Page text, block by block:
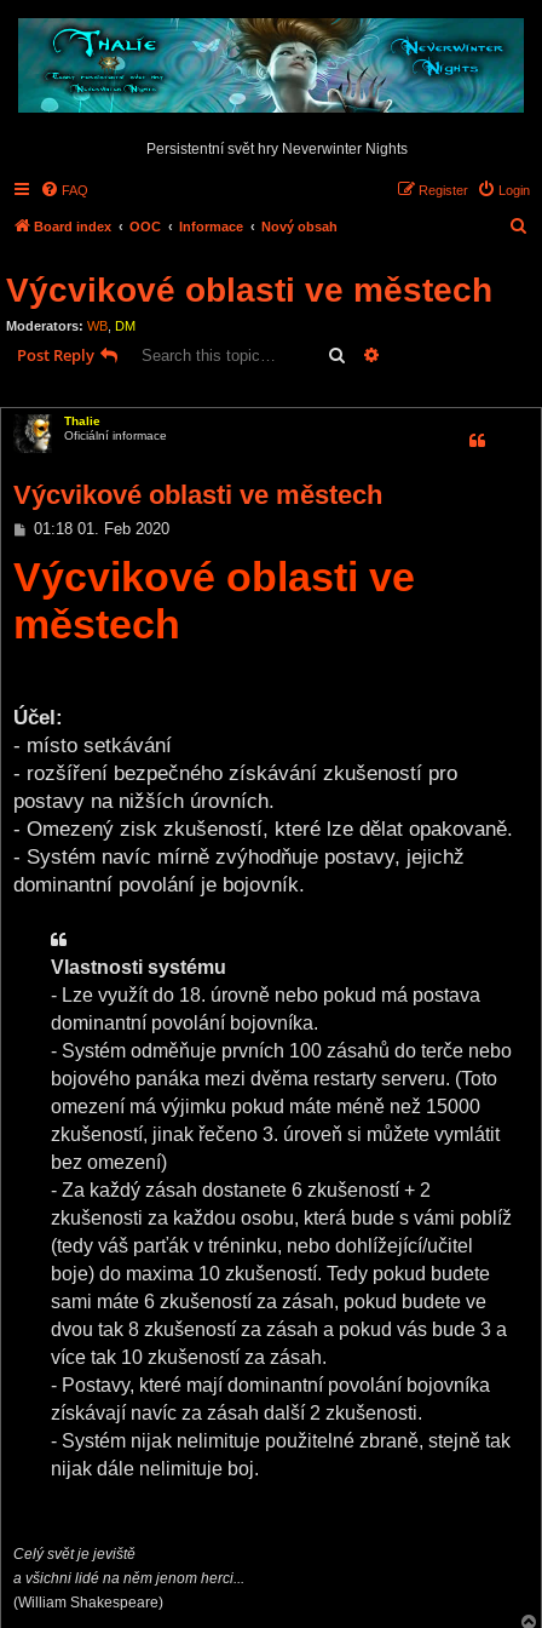
Persistentní svět hry Neverwinter Nights
FAQ Login
Register
Board index OOC Informace Nový obsah
Výcvikové oblasti ve městech
Moderators: WB DM
Post Reply Search
Thalie
Oficiální informace
Výcvikové oblasti ve městech
P
s
t
01:18 01. Feb 2020
Výcvikové oblasti ve
městech
Účel:
- místo setkávání
- rozšíření bezpečného získávání zkušeností pro
postavy na nižších úrovních.
- Omezený zisk zkušeností, které lze dělat opakovaně.
- Systém navíc mírně zvýhodňuje postavy, jejichž
dominantní povolání je bojovník.
Vlastnosti systému
- Lze využít do 18. úrovně nebo pokud má postava
dominantní povolání bojovníka.
- Systém odměňuje prvních 100 zásahů do terče nebo
bojového panáka mezi dvěma restarty serveru. (Toto
omezení má výjimku pokud máte méně než 15000
zkušeností, jinak řečeno 3. úroveň si můžete vymlátit
bez omezení)
- Za každý zásah dostanete 6 zkušeností + 2
zkušenosti za každou osobu, která bude s vámi poblíž
(tedy váš parťák v tréninku, nebo dohlížející/učitel
boje) do maxima 10 zkušeností. Tedy pokud budete
sami máte 6 zkušeností za zásah, pokud budete ve
dvou tak 8 zkušeností za zásah a pokud vás bude 3 a
více tak 10 zkušeností za zásah.
- Postavy, které mají dominantní povolání bojovníka
získávají navíc za zásah další 2 zkušenosti.
- Systém nijak nelimituje použitelné zbraně, stejně tak
nijak dále nelimituje boj.
Celý svět je jeviště
a všichni lidé na něm jenom herci...
(William Shakespeare)